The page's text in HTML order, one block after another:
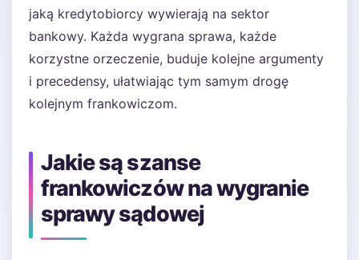
jaką kredytobiorcy wywierają na sektor
bankowy. Każda wygrana sprawa, każde
korzystne orzeczenie, buduje kolejne argumenty
i precedensy, ułatwiając tym samym drogę
kolejnym frankowiczom.
Jakie są szanse
frankowiczów na wygranie
sprawy sądowej